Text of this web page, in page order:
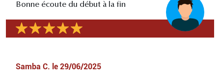
Bonne écoute du début à la fin
Samba C. le 29/06/2025